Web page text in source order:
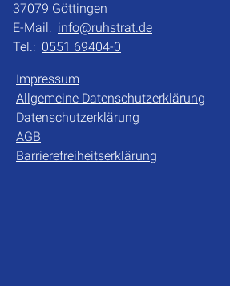
37079 Göttingen
E-Mail: info@ruhstrat.de
Tel.: 0551 69404-0
Impressum
Allgemeine Datenschutzerklärung
Datenschutzerklärung
AGB
Barrierefreiheitserklärung